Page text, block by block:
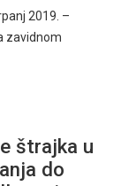
2019. –
zavidnom
štrajka u
do